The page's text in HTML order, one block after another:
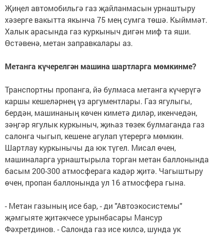
Җиңел автомобильгә газ җайланмасын урнаштыру
хәзерге вакытта якынча 75 мең сумга төшә. Кыйммәт.
Халык арасында газ куркыныч дигән миф та яши.
Өстәвенә, метан заправкалары аз.
Метанга күчерелгән машина шартларга мөмкинме?
Транспортны пропанга, йә булмаса метанга күчерүгә
каршы кешеләрнең үз аргументлары. Газ ягулыгы,
бердән, машинаның көчен киметә диләр, икенчедән,
зәңгәр ягулык куркыныч, җиһаз төзек булмаганда газ
салонга чыгып, кешене агулап үтерергә мөмкин.
Шартлау куркынычы да юк түгел. Мисал өчен,
машиналарга урнаштырыла торган метан баллонында
басым 200-300 атмосферага кадәр җитә. Чагыштыру
өчен, пропан баллонында ул 16 атмосфера гына.
- Метан газының исе бар, - ди "Автоэкосистемы"
җәмгыяте җитәкчесе урынбасары Мансур
Фәхретдинов. - Салонда газ исе килсә, шунда ук